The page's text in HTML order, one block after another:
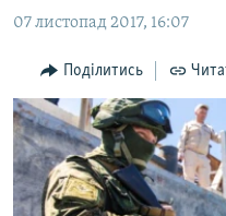
основної
Перейти
до
пошуку
БЛОГИ
ПОГЛЯД
ІНТЕРВ'Ю
ВСЕ ЗА ДЕНЬ
СПЕЦПРОЕКТИ
07 листопад 2017, 16:07
Поділитись